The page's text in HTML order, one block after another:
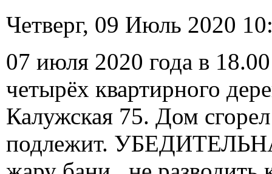
Четверг, 09 Июль 2020
07 июля 2020 года в
четырёх квартирного
Калужская 75. Дом
подлежит.